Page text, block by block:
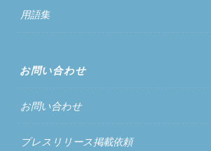
用語集
お問い合わせ
お問い合わせ
プレスリリース掲載依頼